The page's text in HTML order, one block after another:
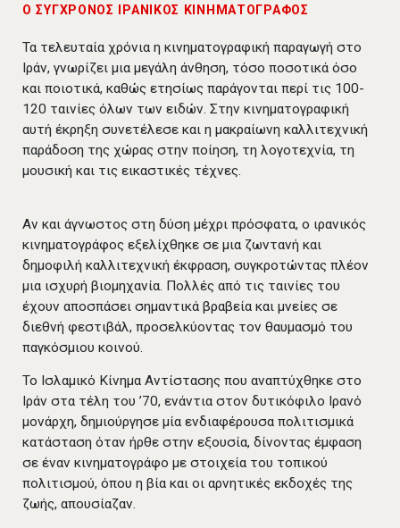
Ο ΣΥΓΧΡΟΝΟΣ ΙΡΑΝΙΚΟΣ ΚΙΝΗΜΑΤΟΓΡΑΦΟΣ
Τα τελευταία χρόνια η κινηματογραφική παραγωγή στο
Ιράν, γνωρίζει μια μεγάλη άνθηση, τόσο ποσοτικά όσο
και ποιοτικά, καθώς ετησίως παράγονται περί τις 100-
120 ταινίες όλων των ειδών. Στην κινηματογραφική
αυτή έκρηξη συνετέλεσε και η μακραίωνη καλλιτεχνική
παράδοση της χώρας στην ποίηση, τη λογοτεχνία, τη
μουσική και τις εικαστικές τέχνες.
Αν και άγνωστος στη δύση μέχρι πρόσφατα, ο ιρανικός
κινηματογράφος εξελίχθηκε σε μια ζωντανή και
δημοφιλή καλλιτεχνική έκφραση, συγκροτώντας πλέον
μια ισχυρή βιομηχανία. Πολλές από τις ταινίες του
έχουν αποσπάσει σημαντικά βραβεία και μνείες σε
διεθνή φεστιβάλ, προσελκύοντας τον θαυμασμό του
παγκόσμιου κοινού.
Το Ισλαμικό Κίνημα Αντίστασης που αναπτύχθηκε στο
Ιράν στα τέλη του ’70, ενάντια στον δυτικόφιλο Ιρανό
μονάρχη, δημιούργησε μία ενδιαφέρουσα πολιτισμικά
κατάσταση όταν ήρθε στην εξουσία, δίνοντας έμφαση
σε έναν κινηματογράφο με στοιχεία του τοπικού
πολιτισμού, όπου η βία και οι αρνητικές εκδοχές της
ζωής, απουσίαζαν.